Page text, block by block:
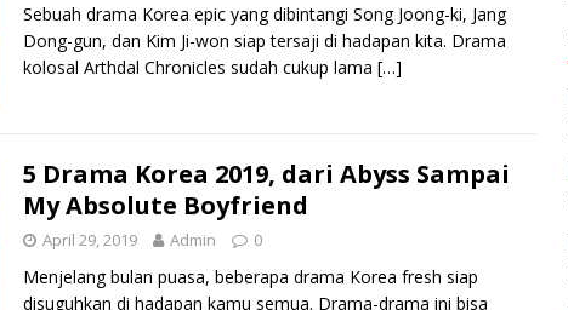
Sebuah drama Korea epic yang dibintangi Song Joong-ki, Jang
Dong-gun, dan Kim Ji-won siap tersaji di hadapan kita. Drama
kolosal Arthdal Chronicles sudah cukup lama […]
5 Drama Korea 2019, dari Abyss Sampai
My Absolute Boyfriend
April 29, 2019 Admin 0
Menjelang bulan puasa, beberapa drama Korea fresh siap
disuguhkan di hadapan kamu semua. Drama-drama ini bisa